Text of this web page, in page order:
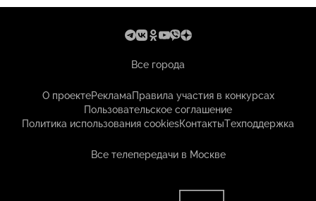
Все города
О проектеРекламаПравила участия в конкурсах
Пользовательское соглашение
Политика использования cookiesКонтактыТехподдержка
Все телепередачи в Москве